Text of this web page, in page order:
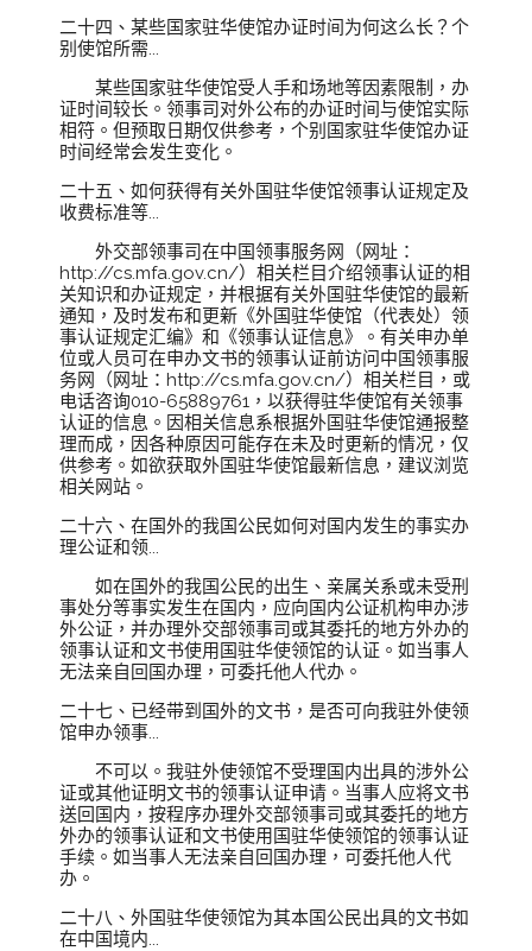
二十四、某些国家驻华使馆办证时间为何这么长？个
别使馆所需...
某些国家驻华使馆受人手和场地等因素限制，办
证时间较长。领事司对外公布的办证时间与使馆实际
相符。但预取日期仅供参考，个别国家驻华使馆办证
时间经常会发生变化。
二十五、如何获得有关外国驻华使馆领事认证规定及
收费标准等...
外交部领事司在中国领事服务网（网址：
http://cs.mfa.gov.cn/）相关栏目介绍领事认证的相
关知识和办证规定，并根据有关外国驻华使馆的最新
通知，及时发布和更新《外国驻华使馆（代表处）领
事认证规定汇编》和《领事认证信息》。有关申办单
位或人员可在申办文书的领事认证前访问中国领事服
务网（网址：http://cs.mfa.gov.cn/）相关栏目，或
电话咨询010-65889761，以获得驻华使馆有关领事
认证的信息。因相关信息系根据外国驻华使馆通报整
理而成，因各种原因可能存在未及时更新的情况，仅
供参考。如欲获取外国驻华使馆最新信息，建议浏览
相关网站。
二十六、在国外的我国公民如何对国内发生的事实办
理公证和领...
如在国外的我国公民的出生、亲属关系或未受刑
事处分等事实发生在国内，应向国内公证机构申办涉
外公证，并办理外交部领事司或其委托的地方外办的
领事认证和文书使用国驻华使领馆的认证。如当事人
无法亲自回国办理，可委托他人代办。
二十七、已经带到国外的文书，是否可向我驻外使领
馆申办领事...
不可以。我驻外使领馆不受理国内出具的涉外公
证或其他证明文书的领事认证申请。当事人应将文书
送回国内，按程序办理外交部领事司或其委托的地方
外办的领事认证和文书使用国驻华使领馆的领事认证
手续。如当事人无法亲自回国办理，可委托他人代
办。
二十八、外国驻华使领馆为其本国公民出具的文书如
在中国境内...